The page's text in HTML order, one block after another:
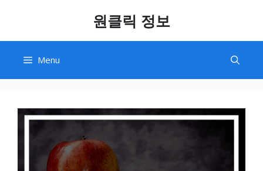
content
원클릭 정보
Menu